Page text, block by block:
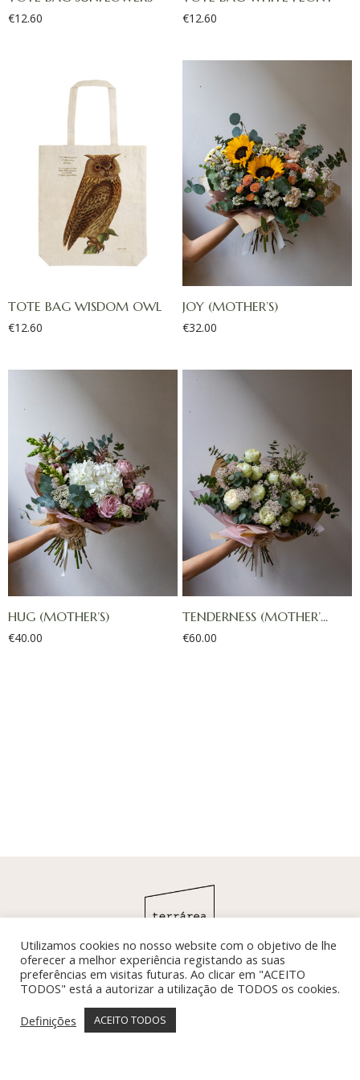
€12.60 €12.60
TOTE BAG WISDOM OWL
€12.60
JOY (MOTHER’S)
€32.00
HUG (MOTHER’S)
€40.00
TENDERNESS (MOTHER’...
€60.00
Utilizamos cookies no nosso website com o objetivo de lhe
oferecer a melhor experiência registando as suas
preferências em visitas futuras. Ao clicar em "ACEITO
TODOS" está a autorizar a utilização de TODOS os cookies.
Definições
ACEITO TODOS
SUBSCREVER